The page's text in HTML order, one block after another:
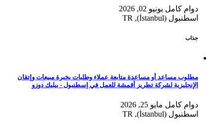
دوام كامل يونيو 02, 2026
اسطنبول (İstanbul), TR
جذاب
مطلوب مساعد أو مساعدة متابعة عملاء وطلبات بخبرة مبيعات وإتقان
الإنجليزية لشركة تطريز أقمشة للعمل في إسطنبول - بيليك دوزو
دوام كامل مايو 25, 2026
اسطنبول (İstanbul), TR